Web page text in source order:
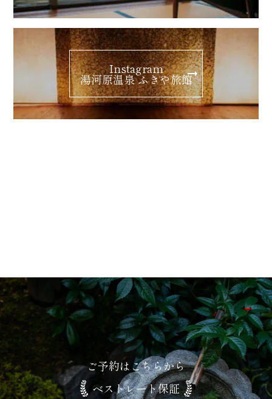
Instagram
湯河原温泉 ふきや旅館
ご予約はこちらから
ベストレート保証